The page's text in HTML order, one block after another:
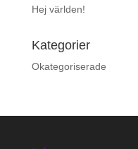
Hej världen!
Kategorier
Okategoriserade